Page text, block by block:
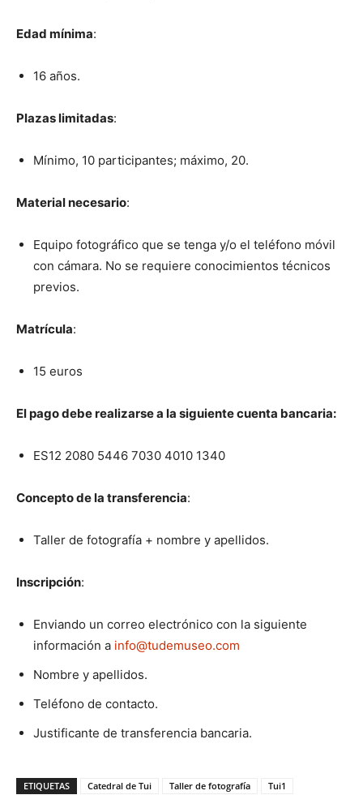
Edad mínima:
16 años.
Plazas limitadas:
Mínimo, 10 participantes; máximo, 20.
Material necesario:
Equipo fotográfico que se tenga y/o el teléfono móvil
con cámara. No se requiere conocimientos técnicos
previos.
Matrícula:
15 euros
El pago debe realizarse a la siguiente cuenta bancaria:
ES12 2080 5446 7030 4010 1340
Concepto de la transferencia:
Taller de fotografía + nombre y apellidos.
Inscripción:
Enviando un correo electrónico con la siguiente
información a info@tudemuseo.com
Nombre y apellidos.
Teléfono de contacto.
Justificante de transferencia bancaria.
ETIQUETAS Catedral de Tui Taller de fotografía Tui1